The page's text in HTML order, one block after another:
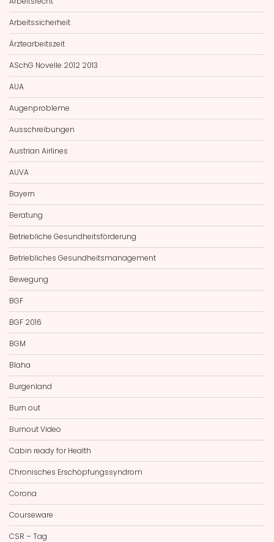
Arbeitssicherheit
Ärztearbeitszeit
ASchG Novelle 2012 2013
AUA
Augenprobleme
Ausschreibungen
Austrian Airlines
AUVA
Bayern
Beratung
Betriebliche Gesundheitsförderung
Betriebliches Gesundheitsmanagement
Bewegung
BGF
BGF 2016
BGM
Blaha
Burgenland
Burn out
Burnout Video
Cabin ready for Health
Chronisches Erschöpfungssyndrom
Corona
Courseware
CSR – Tag